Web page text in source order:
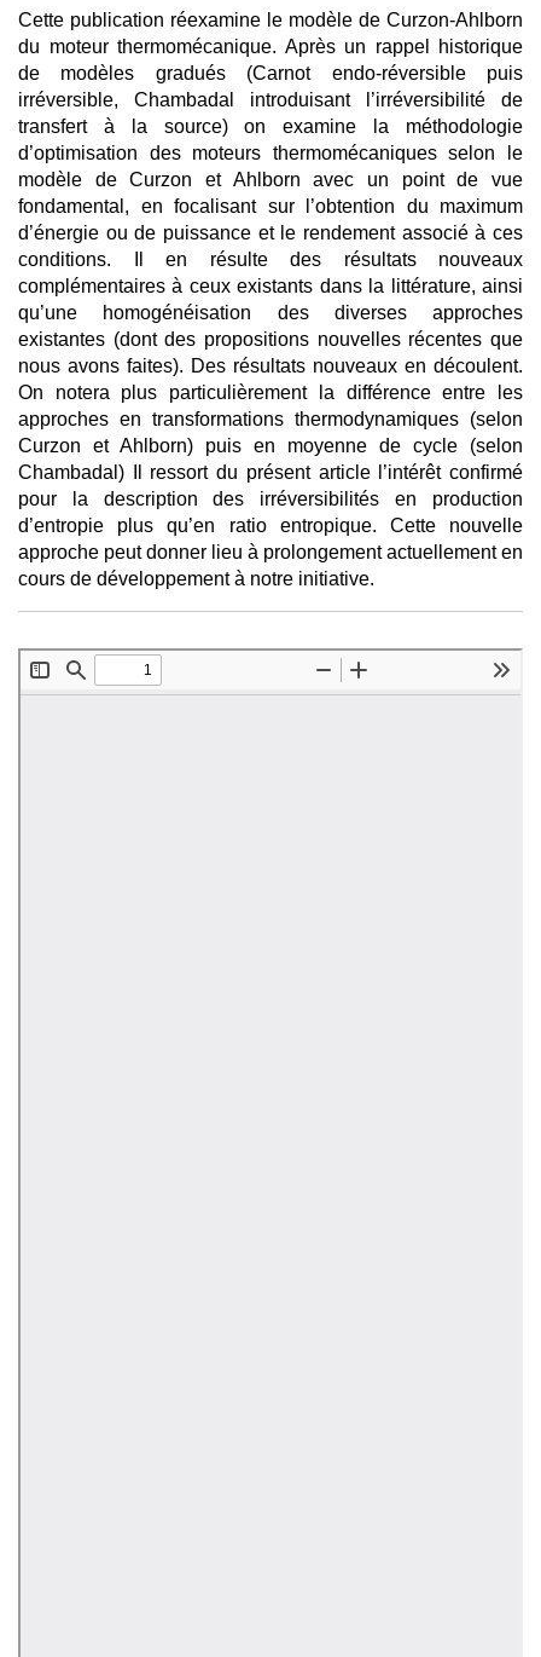
Cette publication réexamine le modèle de Curzon-Ahlborn
du moteur thermomécanique. Après un rappel historique
de modèles gradués (Carnot endo-réversible puis
irréversible, Chambadal introduisant l’irréversibilité de
transfert à la source) on examine la méthodologie
d’optimisation des moteurs thermomécaniques selon le
modèle de Curzon et Ahlborn avec un point de vue
fondamental, en focalisant sur l’obtention du maximum
d’énergie ou de puissance et le rendement associé à ces
conditions. Il en résulte des résultats nouveaux
complémentaires à ceux existants dans la littérature, ainsi
qu’une homogénéisation des diverses approches
existantes (dont des propositions nouvelles récentes que
nous avons faites). Des résultats nouveaux en découlent.
On notera plus particulièrement la différence entre les
approches en transformations thermodynamiques (selon
Curzon et Ahlborn) puis en moyenne de cycle (selon
Chambadal) Il ressort du présent article l’intérêt confirmé
pour la description des irréversibilités en production
d’entropie plus qu’en ratio entropique. Cette nouvelle
approche peut donner lieu à prolongement actuellement en
cours de développement à notre initiative.